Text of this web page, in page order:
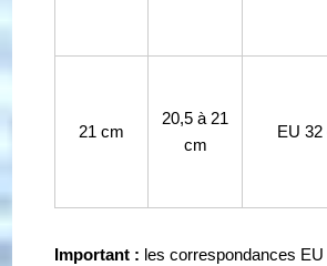
21 cm
20,5 à 21
cm
EU 32
Important : les correspondances